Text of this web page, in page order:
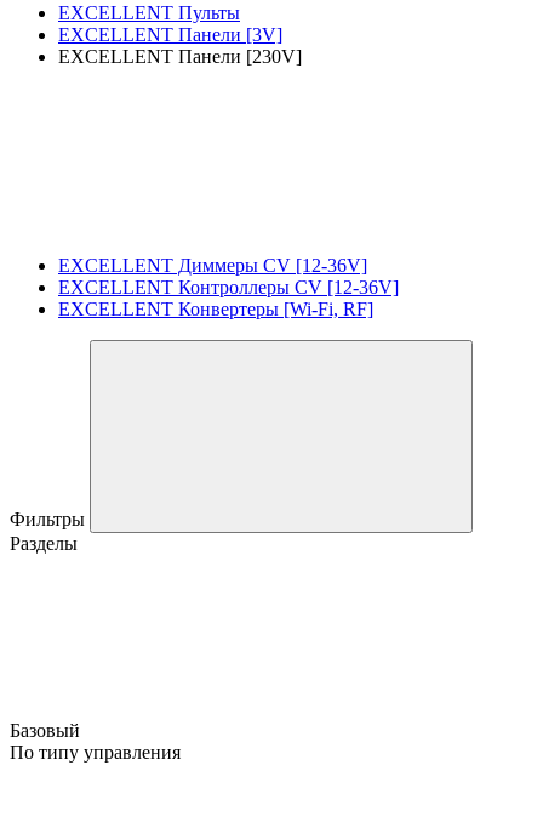
EXCELLENT Пульты
EXCELLENT Панели [3V]
EXCELLENT Панели [230V]
EXCELLENT Диммеры CV [12-36V]
EXCELLENT Контроллеры CV [12-36V]
EXCELLENT Конвертеры [Wi-Fi, RF]
Фильтры
Разделы
Базовый
По типу управления